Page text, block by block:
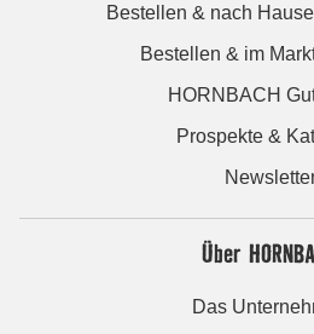
Bestellen & nach
Bestellen & im
HORNBACH
Prospekte &
Über
Das